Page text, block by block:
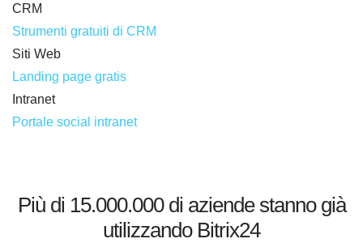
CRM
Strumenti gratuiti di CRM
Siti Web
Landing page gratis
Intranet
Portale social intranet
Più di 15.000.000 di aziende stanno già
utilizzando Bitrix24